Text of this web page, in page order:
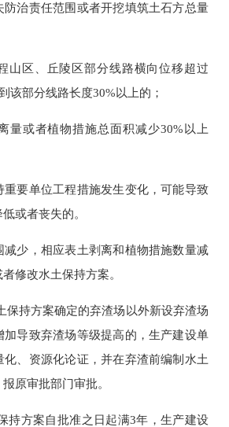
治责任范围或者开挖填筑土石方总量
区、丘陵区部分线路横向位移超过
该部分线路长度30%以上的；
或者植物措施总面积减少30%以上
要单位工程措施发生变化，可能导致
或者丧失的。
少，相应表土剥离和植物措施数量减
修改水土保持方案。
持方案确定的弃渣场以外新设弃渣场
加导致弃渣场等级提高的，生产建设单
、资源化论证，并在弃渣前编制水土
原审批部门审批。
方案自批准之日起满3年，生产建设